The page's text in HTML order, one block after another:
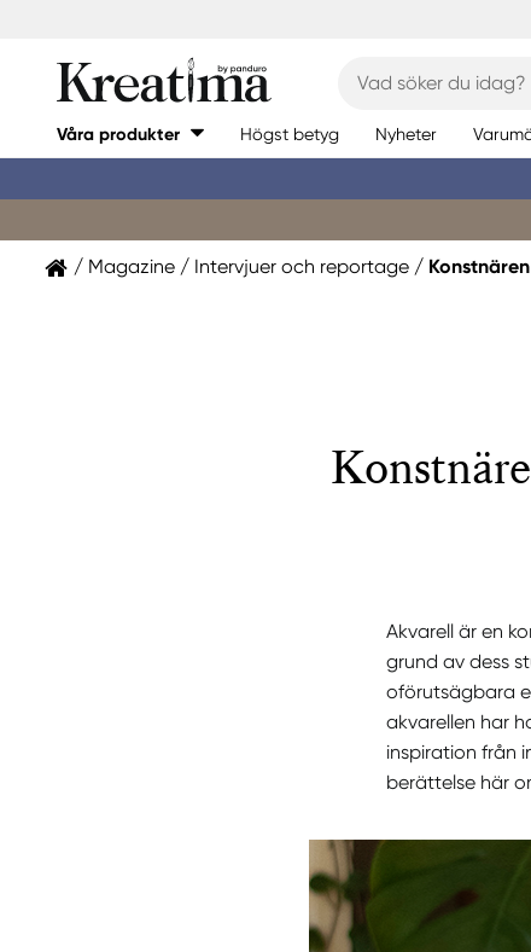
Våra produkter Högst betyg Nyheter
Magazine Intervjuer och reportage
Akvarell är en
grund av dess
oförutsägbara
akvarellen har
inspiration från
berättelse här